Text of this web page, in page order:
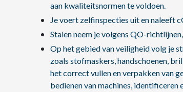
aan kwaliteitsnormen te voldoen.
Je voert zelfinspecties uit en naleeft
Stalen neem je volgens QO-
Op het gebied van veiligheid volg je
zoals stofmaskers, handschoenen,
het correct vullen en verpakken van
bedienen van machines, identificeren